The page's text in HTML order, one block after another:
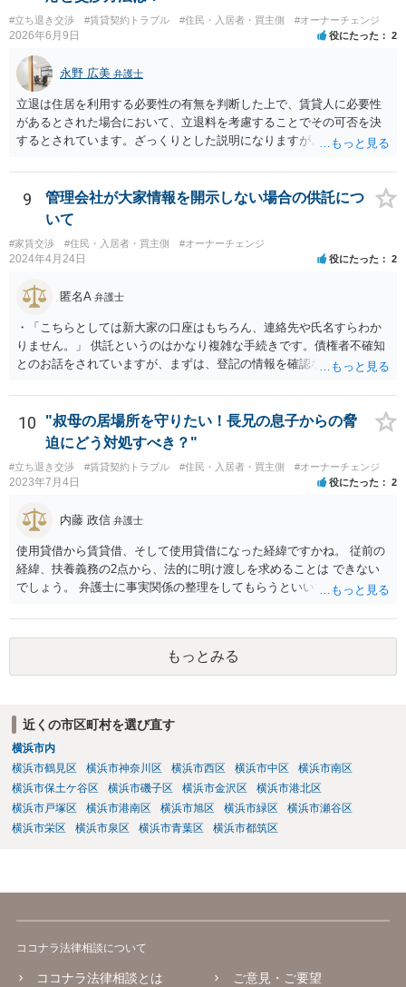
契約が継続中であり、給湯管等の劣化状態を実見できませんでした。
この点は契約不適合の主張において、有利な事情と評価される可能性
はありますか？ 当事者がその劣化状態を想定していたか（想定するの
が相当か）が重要ですので、劣化状態を確認していないことをもっ
て、直ちに有利な事情にはならないと思われます。 3. 売主または仲介
業者から、給湯管や水回りに関して劣化・交換歴などの説明は一切あ
りませんでした。この点は「説明義務違反」としての損害賠償請求に
使える可能性はありますか？ 売主または仲介業者が給湯管の劣化等を
認識していたにもかかわらず、説明を一切しなかった場合、説明義務
違反として損害賠償請求が認められる可能性があります。 4. 本件の給
湯管は壁体内に埋設されており、購入時の目視確認が困難でした。こ
のような隠れた部分の損傷は、契約不適合責任の対象となり得るでし
ょうか？ なりえます。 壁体内に埋設されているなど、購入時の通常の
注意では発見できない「隠れた」部分の損傷も、契約不適合責任の対
象となり得ます。「瑕疵」とは、目的物が通常有すべき品質・性能を
瑕疵の成否を直接左右するものではありません。
#立ち退き交渉 #賃貸契約トラブル #住民・入居者・買主側 #オーナーチェンジ
2026年6月9日 役にたった 2
永野 広美 弁護士
立退は住居を利用する必要性の有無を判断した上で、賃貸人に必要性
があるとされた場合において、立退料を考慮することでその可否を決
するとされています。ざっくりとした説明になりますが。具体的な事
聞かせください。
9
管理会社が大家情報を開示しない場合の供託につ
いて
#家賃交渉 #住民・入居者・買主側 #オーナーチェンジ
2024年4月24日 役にたった 2
匿名A 弁護士
・「こちらとしては新大家の口座はもちろん、連絡先や氏名すらわか
りません。」 供託というのはかなり複雑な手続きです。債権者不確知
とのお話をされていますが、まずは、登記の情報を確認なさってくだ
10
"叔母の居場所を守りたい！長兄の息子からの脅
迫にどう対処すべき？"
#立ち退き交渉 #賃貸契約トラブル #住民・入居者・買主側 #オーナーチェンジ
2023年7月4日 役にたった 2
内藤 政信 弁護士
使用貸借から賃貸借、そして使用貸借になった経緯ですかね。 従前の
経緯、扶養義務の2点から、法的に明け渡しを求めることは できない
でしょう。 弁護士に事実関係の整理をしてもらうといいでしょう。
もっとみる
近くの市区町村を選び直す
横浜市内
横浜市鶴見区
横浜市神奈川区 横浜市西区 横浜市中区
横浜市南区
横浜市保土ケ谷区
横浜市磯子区 横浜市金沢区
横浜市港北区
横浜市戸塚区
横浜市港南区 横浜市旭区 横浜市緑区
横浜市瀬谷区
横浜市栄区
横浜市泉区 横浜市青葉区 横浜市都筑区
ココナラ法律相談について
ココナラ法律相談とは ご意見・ご要望